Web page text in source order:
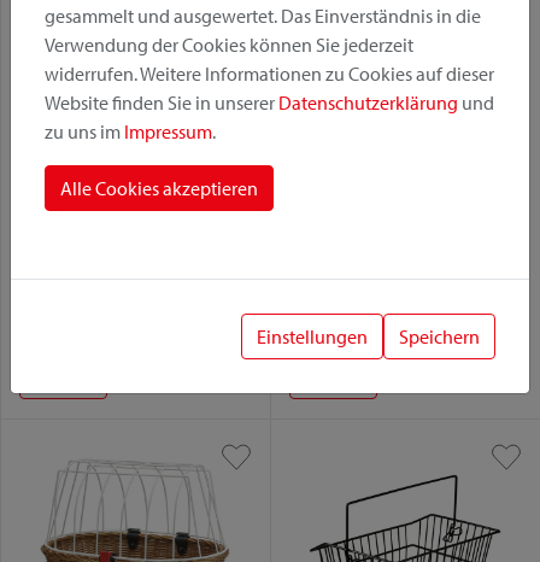
Fix
GTA
KorbKlip 2
gesammelt und ausgewertet. Das Einverständnis in die
Verwendung der Cookies können Sie jederzeit
widerrufen. Weitere Informationen zu Cookies auf dieser
Website finden Sie in unserer Datenschutzerklärung und
zu uns im Impressum.
Alle Cookies akzeptieren
Einstellungen Speichern